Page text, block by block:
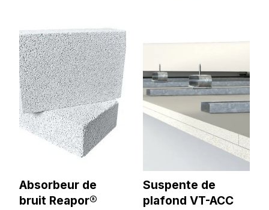
Absorbeur de
bruit Reapor®
Suspente de
plafond VT-ACC